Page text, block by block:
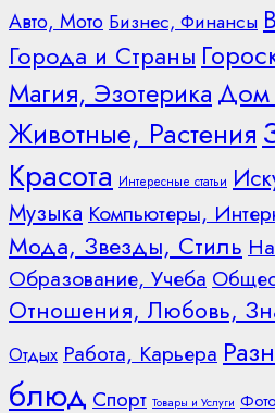
Авто, Мото Бизнес, Финансы
Города и Страны
Магия, Эзотерика Дом
Животные, Растения
Красота Интересные статьи
Музыка Компьютеры,
Мода, Звезды, Стиль
Образование, Учеба
Отношения, Любовь,
Отдых Работа, Карьера
блюд Спорт Товары и Услуги